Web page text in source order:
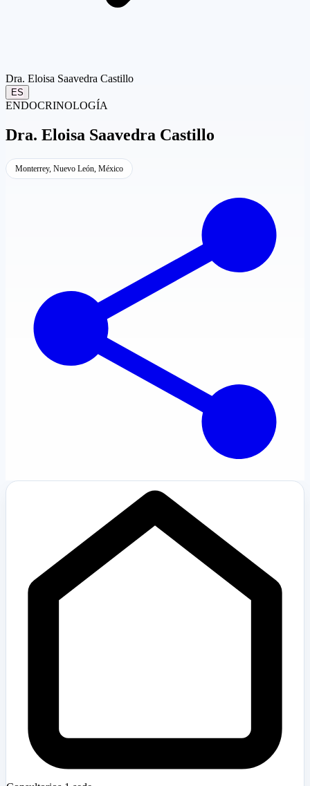
Dra. Eloisa Saavedra Castillo
ES
ENDOCRINOLOGÍA
Dra. Eloisa Saavedra Castillo
Monterrey, Nuevo León, México